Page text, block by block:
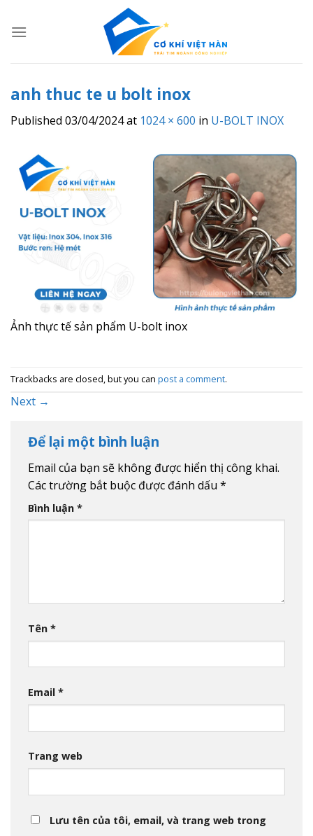
anh thuc te u bolt inox
Published 03/04/2024at 1024 × 600 in U-BOLT INOX
Ảnh thực tế sản phẩm U-bolt inox
Trackbacks are closed, but you can post a comment.
Next →
Để lại một bình luận
Email của bạn sẽ không được hiển thị công khai.
Các trường bắt buộc được đánh dấu *
Bình luận *
Tên *
Email *
Trang web
Lưu tên của tôi, email, và trang web trong